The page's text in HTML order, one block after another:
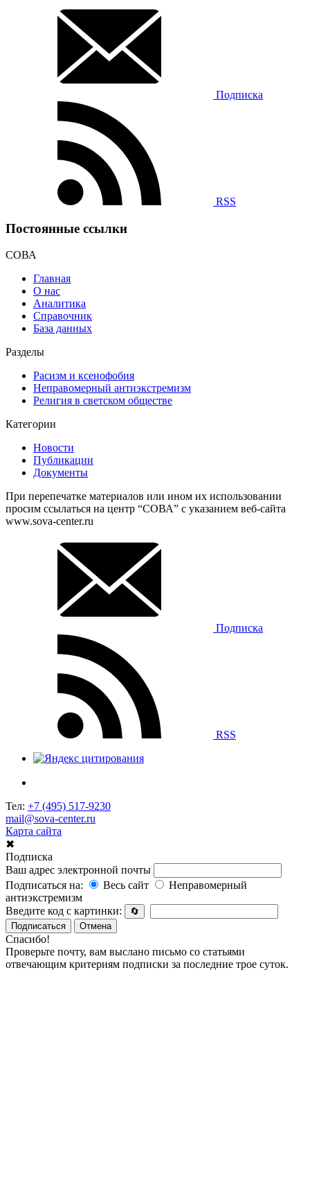
Подписка
RSS
Постоянные ссылки
СОВА
Главная
О нас
Аналитика
Справочник
База данных
Разделы
Расизм и ксенофобия
Неправомерный антиэкстремизм
Религия в светском обществе
Категории
Новости
Публикации
Документы
При перепечатке материалов или ином их использовании
просим ссылаться на центр “СОВА” с указанием веб-сайта
www.sova-center.ru
Подписка
RSS
Тел: +7 (495) 517-9230
mail@sova-center.ru
Карта сайта
✖
Подписка
Ваш адрес электронной почты
Подписаться на:
Весь сайт
Неправомерный
антиэкстремизм
Введите код с картинки:
🔄
Подписаться
Отмена
Спасибо!
Проверьте почту, вам выслано письмо со статьями
отвечающим критериям подписки за последние трое суток.